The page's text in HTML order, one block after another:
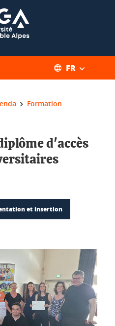
recherche FR
Formation
d'accès
et insertion